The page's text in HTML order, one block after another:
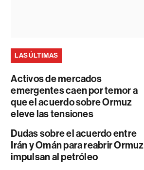
LAS ÚLTIMAS
Activos de mercados
emergentes caen por temor a
que el acuerdo sobre Ormuz
eleve las tensiones
Dudas sobre el acuerdo entre
Irán y Omán para reabrir Ormuz
impulsan al petróleo